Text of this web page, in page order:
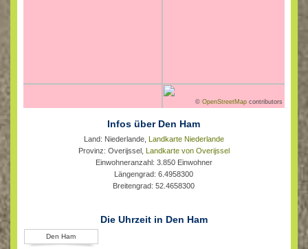
©OpenStreetMap contributors
Infos über Den Ham
Land: Niederlande, Landkarte Niederlande
Provinz: Overijssel, Landkarte von Overijssel
Einwohneranzahl: 3.850 Einwohner
Längengrad: 6.4958300
Breitengrad: 52.4658300
Die Uhrzeit in Den Ham
Den Ham